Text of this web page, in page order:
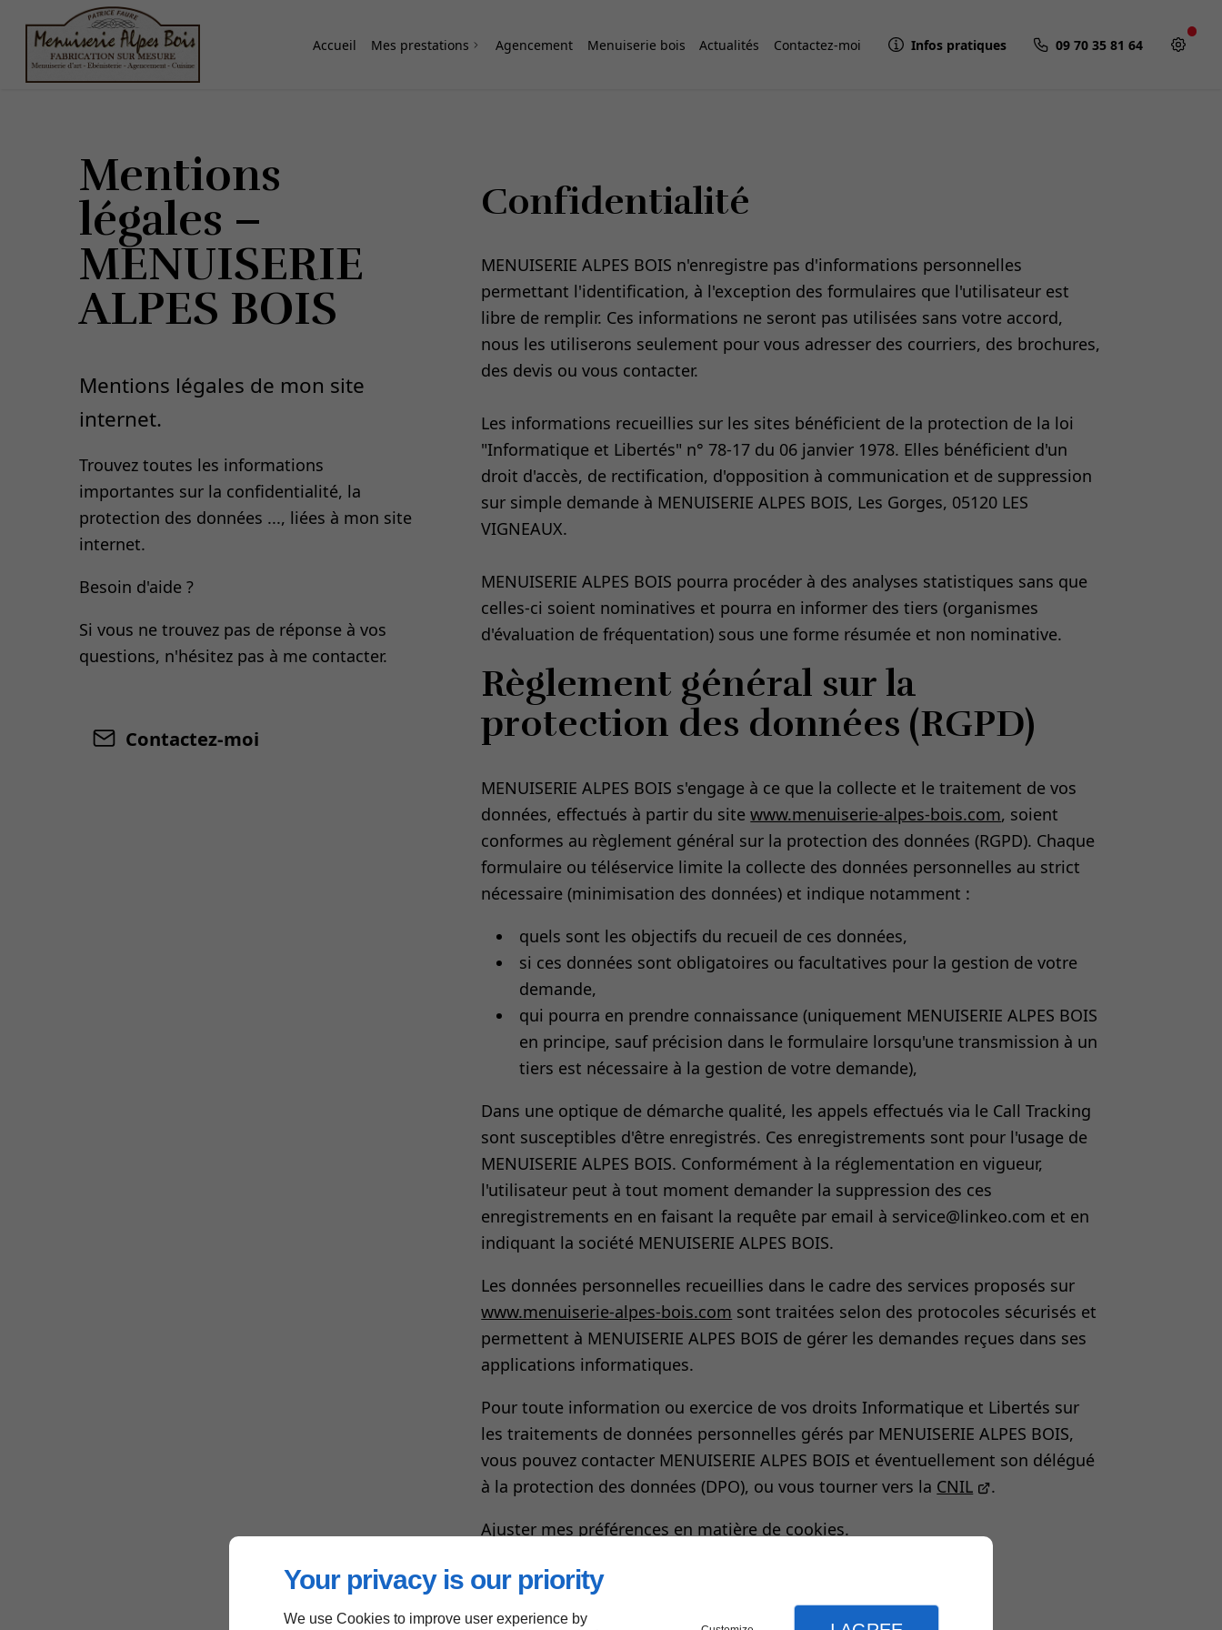
Your privacy is our priority
We use Cookies to improve user experience by
Accueil Mes prestations Agencement Menuiserie bois Actualités Contactez-moi Infos pratiques 09 70 35 81 64
Mentions
légales –
MENUISERIE
ALPES BOIS
Mentions légales de mon site
internet.
Trouvez toutes les informations
importantes sur la confidentialité, la
protection des données ..., liées à mon site
internet.
Besoin d'aide ?
Si vous ne trouvez pas de réponse à vos
questions, n'hésitez pas à me contacter.
Contactez-moi
Confidentialité
MENUISERIE ALPES BOIS n'enregistre pas d'informations personnelles
permettant l'identification, à l'exception des formulaires que l'utilisateur est
libre de remplir. Ces informations ne seront pas utilisées sans votre accord,
nous les utiliserons seulement pour vous adresser des courriers, des brochures,
des devis ou vous contacter.
Les informations recueillies sur les sites bénéficient de la protection de la loi
"Informatique et Libertés" n° 78-17 du 06 janvier 1978. Elles bénéficient d'un
droit d'accès, de rectification, d'opposition à communication et de suppression
sur simple demande à MENUISERIE ALPES BOIS, Les Gorges, 05120 LES
VIGNEAUX.
MENUISERIE ALPES BOIS pourra procéder à des analyses statistiques sans que
celles-ci soient nominatives et pourra en informer des tiers (organismes
d'évaluation de fréquentation) sous une forme résumée et non nominative.
Règlement général sur la
protection des données (RGPD)
MENUISERIE ALPES BOIS s'engage à ce que la collecte et le traitement de vos
données, effectués à partir du sitewww.menuiserie-alpes-bois.com, soient
conformes au règlement général sur la protection des données (RGPD). Chaque
formulaire ou téléservice limite la collecte des données personnelles au strict
nécessaire (minimisation des données) et indique notamment :
quels sont les objectifs du recueil de ces données,
si ces données sont obligatoires ou facultatives pour la gestion de votre
demande,
qui pourra en prendre connaissance (uniquement MENUISERIE ALPES BOIS
en principe, sauf précision dans le formulaire lorsqu'une transmission à un
tiers est nécessaire à la gestion de votre demande),
Dans une optique de démarche qualité, les appels effectués via le Call Tracking
sont susceptibles d'être enregistrés. Ces enregistrements sont pour l'usage de
MENUISERIE ALPES BOIS. Conformément à la réglementation en vigueur,
l'utilisateur peut à tout moment demander la suppression des ces
enregistrements en en faisant la requête par email à service@linkeo.com et en
indiquant la société MENUISERIE ALPES BOIS.
Les données personnelles recueillies dans le cadre des services proposés sur
www.menuiserie-alpes-bois.com sont traitées selon des protocoles sécurisés et
permettent à MENUISERIE ALPES BOIS de gérer les demandes reçues dans ses
applications informatiques.
Pour toute information ou exercice de vos droits Informatique et Libertés sur
les traitements de données personnelles gérés par MENUISERIE ALPES BOIS,
vous pouvez contacter MENUISERIE ALPES BOIS et éventuellement son délégué
à la protection des données (DPO), ou vous tourner vers la CNIL
.
Ajuster mes préférences en matière de cookies.
Utilisation de cookies